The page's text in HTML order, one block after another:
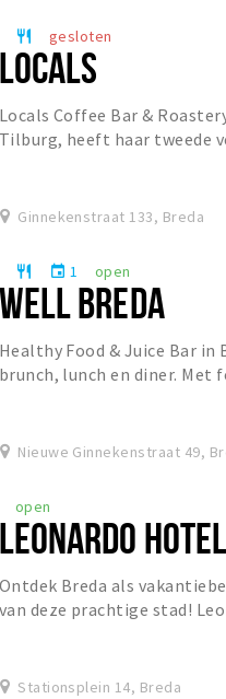
restaurant gesloten
LOCALS
Locals Coffee Bar &
Tilburg, heeft haar tweede
Ginnekenstraat 133, Breda
restaurant event 1 open
WELL BREDA
Healthy Food & Juice Bar
brunch, lunch en diner. Met
Nieuwe Ginnekenstraat 49,
open
LEONARDO
Ontdek Breda als
van deze prachtige stad!
Stationsplein 14, Breda